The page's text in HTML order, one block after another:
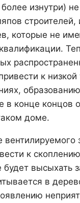
изнутри) не
строителей,
которые не
к
в конце концов
доме.
вентилируемого
к
будет высыхать
в